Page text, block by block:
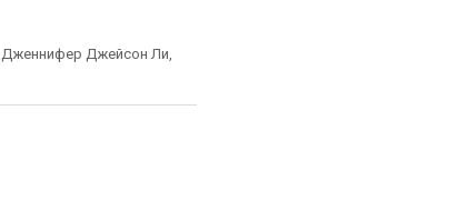
Дженнифер Джейсон Ли,